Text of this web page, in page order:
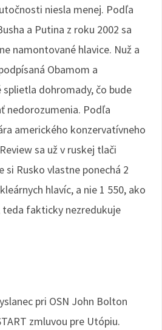
niesla menej. Podľa
a Putina z roku 2002 sa
namontované hlavice. Nuž a
Obamom a
dohromady, čo bude
nedorozumenia. Podľa
amerického konzervatívneho
sa už v ruskej tlači
si Rusko vlastne ponechá 2
hlavíc, a nie 1 550, ako
fakticky nezredukuje
pri OSN John Bolton
zmluvou pre Utópiu.